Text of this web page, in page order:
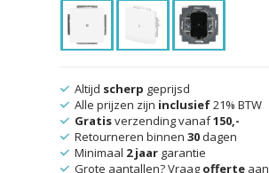
Altijd scherp geprijsd
Alle prijzen zijn inclusief21% BTW
Gratisverzending vanaf150,-
Retourneren binnen 30dagen
Minimaal 2 jaargarantie
Grote aantallen? Vraag offerteaan